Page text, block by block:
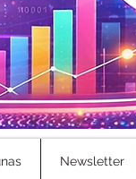
Newsletter